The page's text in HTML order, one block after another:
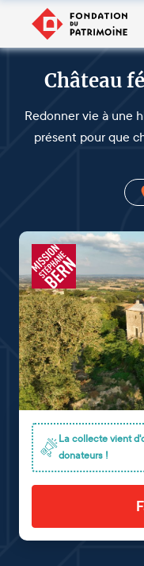
Château
Redonner vie à une
présent pour que
La collecte vient
donateurs !